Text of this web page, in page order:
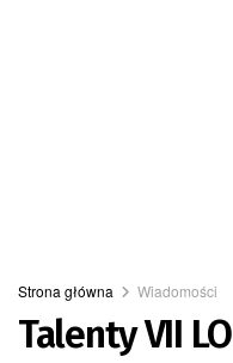
Strona główna Wiadomości
Talenty VII LO